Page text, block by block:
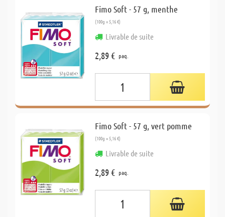
Fimo Soft - 57 g, menthe
(100g = 5,16 €)
Livrable de suite
2,89 € paq.
Fimo Soft - 57 g, vert pomme
(100g = 5,16 €)
Livrable de suite
2,89 € paq.